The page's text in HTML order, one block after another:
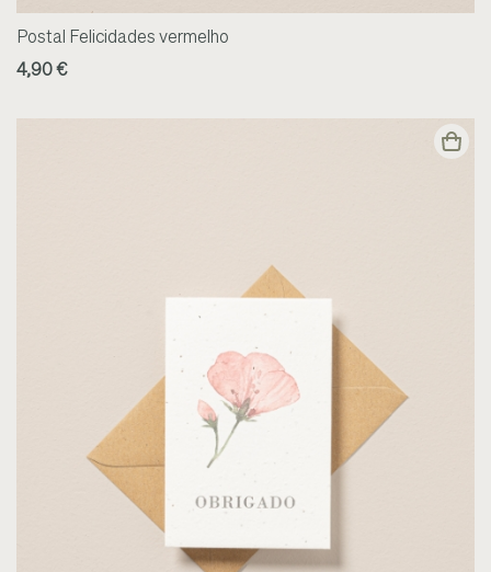
Postal Felicidades vermelho
4,90 €